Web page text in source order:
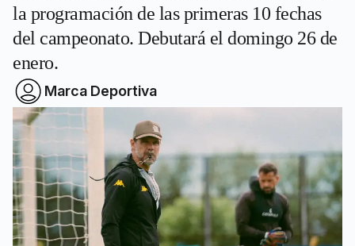
la programación de las primeras 10 fechas
del campeonato. Debutará el domingo 26 de
enero.
Marca Deportiva